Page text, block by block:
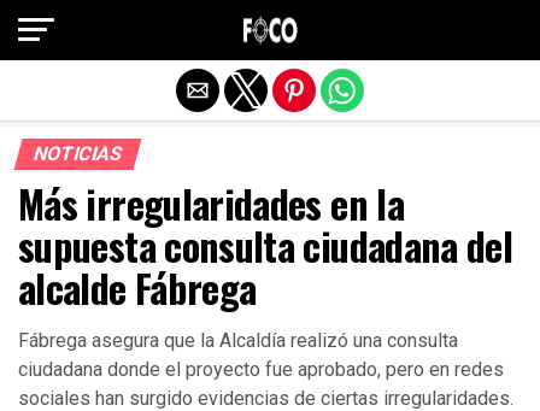
NOTICIAS
Más irregularidades en la
supuesta consulta ciudadana del
alcalde Fábrega
Fábrega asegura que la Alcaldía realizó una consulta
ciudadana donde el proyecto fue aprobado, pero en redes
sociales han surgido evidencias de ciertas irregularidades.
Salir de la versión móvil